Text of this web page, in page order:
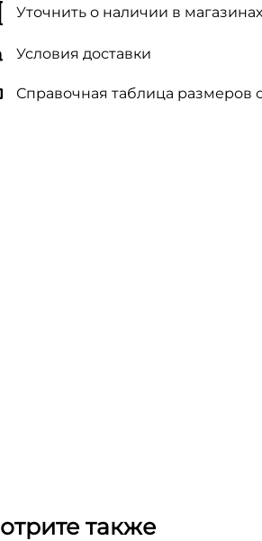
Уточнить о наличии в магазинах
Условия доставки
Справочная таблица размеров
также